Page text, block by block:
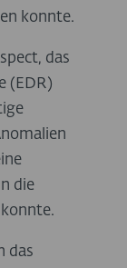
konnte.
das
(EDR)
die
das